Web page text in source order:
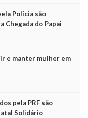
Polícia são
Chegada do Papai
e manter mulher em
pela PRF são
Solidário